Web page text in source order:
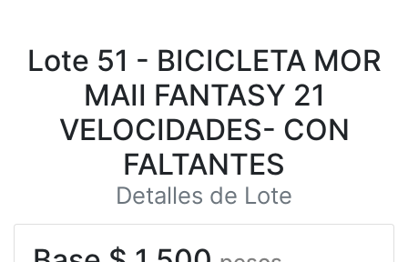
Lote 51 - BICICLETA MOR
MAII FANTASY 21
VELOCIDADES- CON
FALTANTES
Detalles de Lote